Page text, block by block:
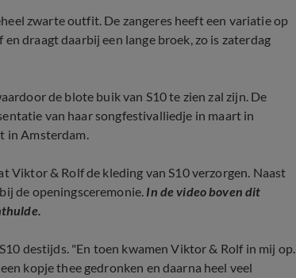
zwarte outfit. De zangeres heeft een variatie op
draagt daarbij een lange broek, zo is zaterdag
de blote buik van S10 te zien zal zijn. De
van haar songfestivalliedje in maart in
in Amsterdam.
Viktor & Rolf de kleding van S10 verzorgen. Naast
de openingsceremonie. In de video boven dit
destijds. "En toen kwamen Viktor & Rolf in mij op.
kopje thee gedronken en daarna heel veel